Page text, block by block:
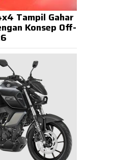
Tampil Gahar
Konsep Off-